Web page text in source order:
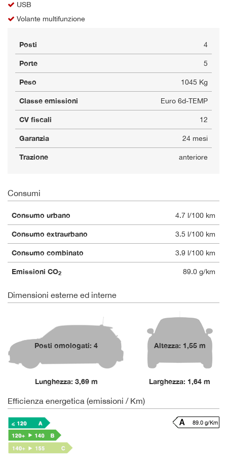
USB
Volante multifunzione
Posti 4
Porte 5
Peso 1045 Kg
Classe emissioni Euro 6d-TEMP
CV fiscali 12
Garanzia 24 mesi
Trazione anteriore
Consumi
Consumo urbano 4.7 l/100 km
Consumo extraurbano 3.5 l/100 km
Consumo combinato 3.9 l/100 km
Emissioni CO2 89.0 g/km
Dimensioni esterne ed interne
Posti omologati: 4
Lunghezza: 3,69 m
Altezza: 1,55 m
Larghezza: 1,64 m
Efficienza energetica (emissioni / Km)
89.0 g/Km